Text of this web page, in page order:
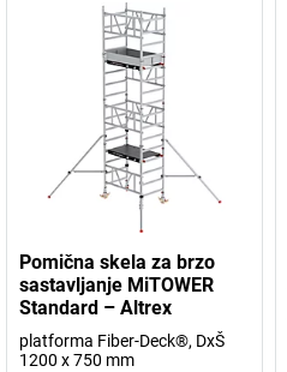
Pomična skela za brzo
sastavljanje MiTOWER
Standard – Altrex
platforma Fiber-Deck®, DxŠ
1200 x 750 mm